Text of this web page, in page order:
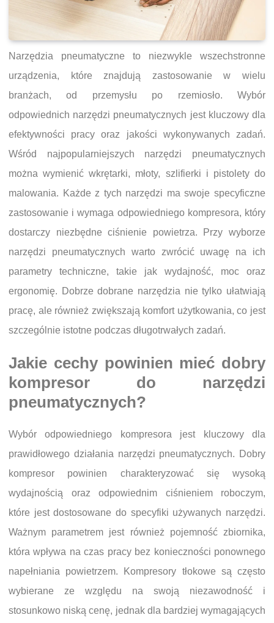
Narzędzia pneumatyczne to niezwykle wszechstronne
urządzenia, które znajdują zastosowanie w wielu
branżach, od przemysłu po rzemiosło. Wybór
odpowiednich narzędzi pneumatycznych jest kluczowy dla
efektywności pracy oraz jakości wykonywanych zadań.
Wśród najpopularniejszych narzędzi pneumatycznych
można wymienić wkrętarki, młoty, szlifierki i pistolety do
malowania. Każde z tych narzędzi ma swoje specyficzne
zastosowanie i wymaga odpowiedniego kompresora, który
dostarczy niezbędne ciśnienie powietrza. Przy wyborze
narzędzi pneumatycznych warto zwrócić uwagę na ich
parametry techniczne, takie jak wydajność, moc oraz
ergonomię. Dobrze dobrane narzędzia nie tylko ułatwiają
pracę, ale również zwiększają komfort użytkowania, co jest
szczególnie istotne podczas długotrwałych zadań.
Jakie cechy powinien mieć dobry
kompresor do narzędzi
pneumatycznych?
Wybór odpowiedniego kompresora jest kluczowy dla
prawidłowego działania narzędzi pneumatycznych. Dobry
kompresor powinien charakteryzować się wysoką
wydajnością oraz odpowiednim ciśnieniem roboczym,
które jest dostosowane do specyfiki używanych narzędzi.
Ważnym parametrem jest również pojemność zbiornika,
która wpływa na czas pracy bez konieczności ponownego
napełniania powietrzem. Kompresory tłokowe są często
wybierane ze względu na swoją niezawodność i
stosunkowo niską cenę, jednak dla bardziej wymagających